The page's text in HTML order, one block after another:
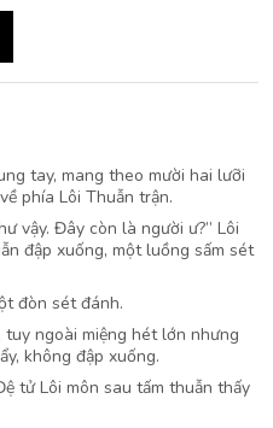
tay, mang theo mười hai lưỡi
phía Lôi Thuẫn trận.
vậy. Đây còn là người ư?” Lôi
đập xuống, một luồng sấm sét
đòn sét đánh.
tuy ngoài miệng hét lớn nhưng
không đập xuống.
tử Lôi môn sau tấm thuẫn thấy